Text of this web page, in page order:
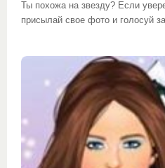
Ты похожа на звезду? Если
присылай свое фото и голосуй